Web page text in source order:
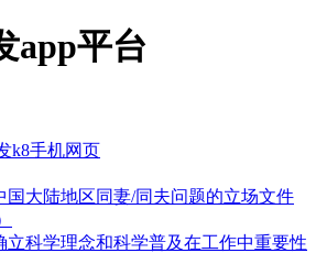
app平台
k8手机网页
国大陆地区同妻/同夫问题的立场文件
立科学理念和科学普及在工作中重要性